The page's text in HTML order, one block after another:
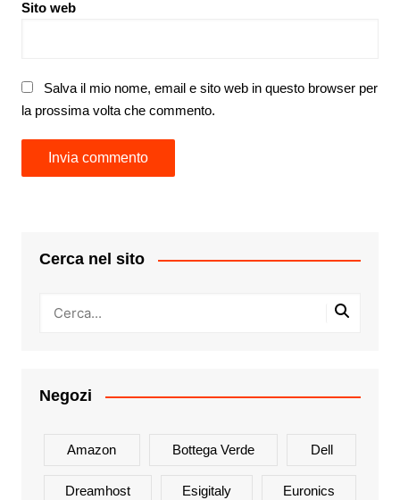
Sito web
Salva il mio nome, email e sito web in questo browser per
la prossima volta che commento.
Cerca nel sito
Negozi
Amazon Bottega Verde Dell
Dreamhost Esigitaly Euronics